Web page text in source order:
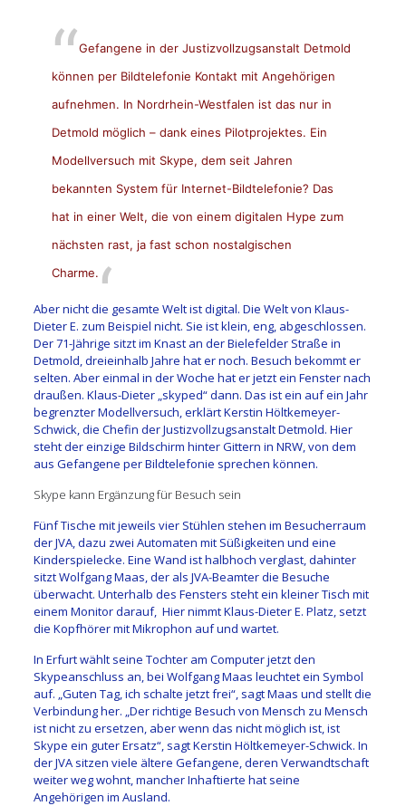
Gefangene in der Justizvollzugsanstalt Detmold
können per Bildtelefonie Kontakt mit Angehörigen
aufnehmen. In Nordrhein-Westfalen ist das nur in
Detmold möglich – dank eines Pilotprojektes. Ein
Modellversuch mit Skype, dem seit Jahren
bekannten System für Internet-Bildtelefonie? Das
hat in einer Welt, die von einem digitalen Hype zum
nächsten rast, ja fast schon nostalgischen
Charme.
Aber nicht die gesamte Welt ist digital. Die Welt von Klaus-
Dieter E. zum Beispiel nicht. Sie ist klein, eng, abgeschlossen.
Der 71-Jährige sitzt im Knast an der Bielefelder Straße in
Detmold, dreieinhalb Jahre hat er noch. Besuch bekommt er
selten. Aber einmal in der Woche hat er jetzt ein Fenster nach
draußen. Klaus-Dieter „skyped“ dann. Das ist ein auf ein Jahr
begrenzter Modellversuch, erklärt Kerstin Höltkemeyer-
Schwick, die Chefin der Justizvollzugsanstalt Detmold. Hier
steht der einzige Bildschirm hinter Gittern in NRW, von dem
aus Gefangene per Bildtelefonie sprechen können.
Skype kann Ergänzung für Besuch sein
Fünf Tische mit jeweils vier Stühlen stehen im Besucherraum
der JVA, dazu zwei Automaten mit Süßigkeiten und eine
Kinderspielecke. Eine Wand ist halbhoch verglast, dahinter
sitzt Wolfgang Maas, der als JVA-Beamter die Besuche
überwacht. Unterhalb des Fensters steht ein kleiner Tisch mit
einem Monitor darauf, Hier nimmt Klaus-Dieter E. Platz, setzt
die Kopfhörer mit Mikrophon auf und wartet.
In Erfurt wählt seine Tochter am Computer jetzt den
Skypeanschluss an, bei Wolfgang Maas leuchtet ein Symbol
auf. „Guten Tag, ich schalte jetzt frei“, sagt Maas und stellt die
Verbindung her. „Der richtige Besuch von Mensch zu Mensch
ist nicht zu ersetzen, aber wenn das nicht möglich ist, ist
Skype ein guter Ersatz“, sagt Kerstin Höltkemeyer-Schwick. In
der JVA sitzen viele ältere Gefangene, deren Verwandtschaft
weiter weg wohnt, mancher Inhaftierte hat seine
Angehörigen im Ausland.